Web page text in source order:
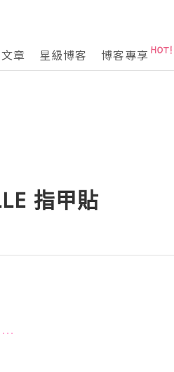
章 星級博客 博客專享
指甲貼
...